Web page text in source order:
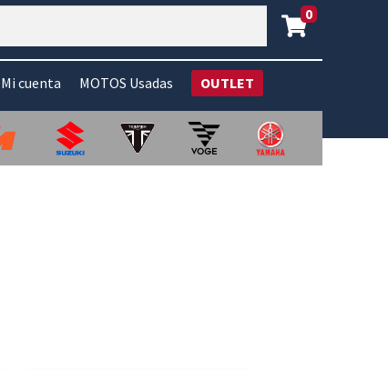
0
Mi cuenta MOTOS Usadas OUTLET